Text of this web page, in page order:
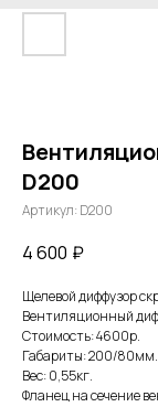
D200
Артикул: D200
4 600 ₽
Щелевой диффузор
Вентиляционный
Стоимость: 4600р.
Габариты: 200/80мм.
Вес: 0,55кг.
Фланец на сечение